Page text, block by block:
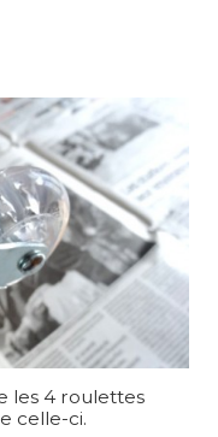
les 4 roulettes
celle-ci.